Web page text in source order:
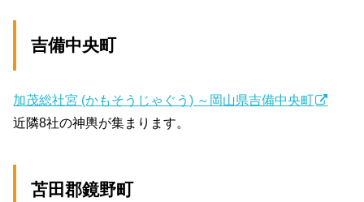
吉備中央町
加茂総社宮 (かもそうじゃぐう) ～岡山県吉備中央町
近隣8社の神輿が集まります。
苫田郡鏡野町